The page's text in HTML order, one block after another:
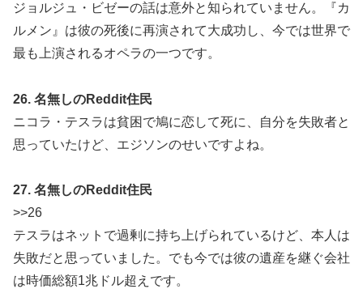
ジョルジュ・ビゼーの話は意外と知られていません。『カ
ルメン』は彼の死後に再演されて大成功し、今では世界で
最も上演されるオペラの一つです。
26. 名無しのReddit住民
ニコラ・テスラは貧困で鳩に恋して死に、自分を失敗者と
思っていたけど、エジソンのせいですよね。
27. 名無しのReddit住民
>>26
テスラはネットで過剰に持ち上げられているけど、本人は
失敗だと思っていました。でも今では彼の遺産を継ぐ会社
は時価総額1兆ドル超えです。